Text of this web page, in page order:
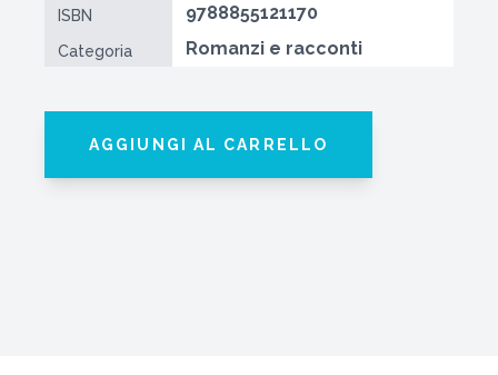
ISBN 9788855121170
Categoria Romanzi e racconti
AGGIUNGI AL CARRELLO